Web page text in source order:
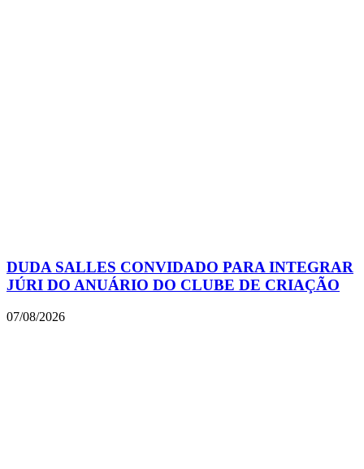
DUDA SALLES CONVIDADO PARA INTEGRAR
JÚRI DO ANUÁRIO DO CLUBE DE CRIAÇÃO
07/08/2026